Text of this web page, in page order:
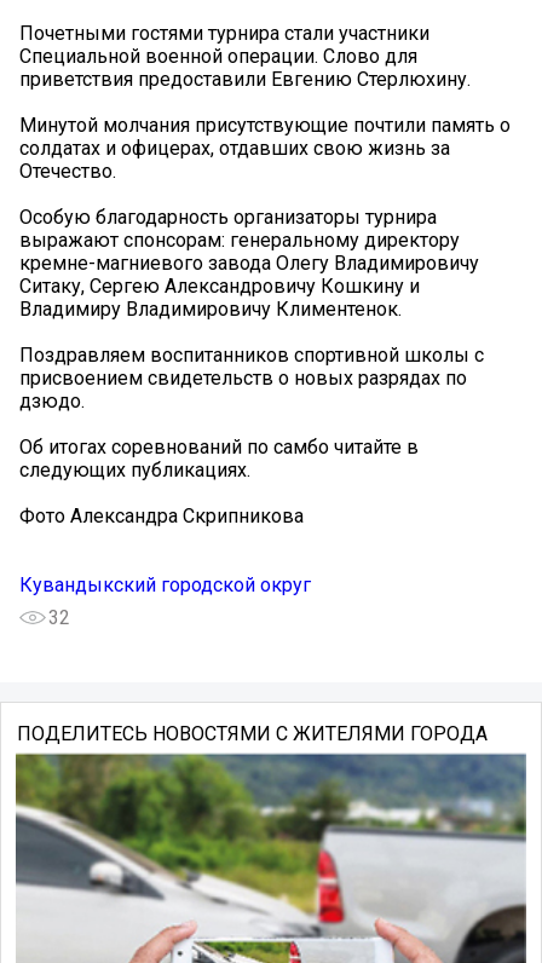
Почетными гостями турнира стали участники
Специальной военной операции. Слово для
приветствия предоставили Евгению Стерлюхину.
Минутой молчания присутствующие почтили память о
солдатах и офицерах, отдавших свою жизнь за
Отечество.
Особую благодарность организаторы турнира
выражают спонсорам: генеральному директору
кремне-магниевого завода Олегу Владимировичу
Ситаку, Сергею Александровичу Кошкину и
Владимиру Владимировичу Климентенок.
Поздравляем воспитанников спортивной школы с
присвоением свидетельств о новых разрядах по
дзюдо.
Об итогах соревнований по самбо читайте в
следующих публикациях.
Фото Александра Скрипникова
Кувандыкский городской округ
32
ПОДЕЛИТЕСЬ НОВОСТЯМИ С ЖИТЕЛЯМИ ГОРОДА